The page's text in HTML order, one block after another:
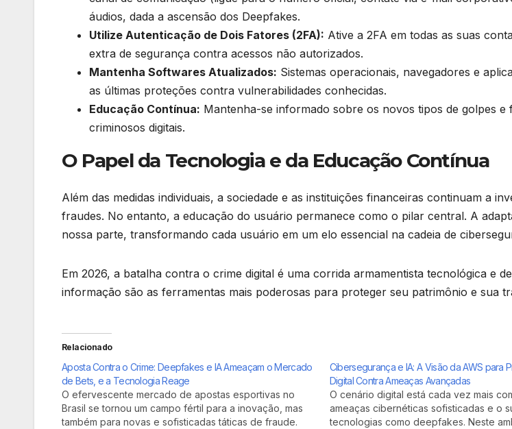
áudios, dada a ascensão dos Deepfakes.
Utilize Autenticação de Dois Fatores (2FA): Ative a 2FA em todas as suas
extra de segurança contra acessos não autorizados.
Mantenha Softwares Atualizados: Sistemas operacionais, navegadores e
as últimas proteções contra vulnerabilidades conhecidas.
Educação Contínua: Mantenha-se informado sobre os novos tipos de golpes
criminosos digitais.
O Papel da Tecnologia e da Educação Contínua
Além das medidas individuais, a sociedade e as instituições financeiras continuam a
fraudes. No entanto, a educação do usuário permanece como o pilar central. A
nossa parte, transformando cada usuário em um elo essencial na cadeia de
Em 2026, a batalha contra o crime digital é uma corrida armamentista tecnológica e
informação são as ferramentas mais poderosas para proteger seu patrimônio e sua
Relacionado
Aposta Contra o Crime: Deepfakes e IA Ameaçam o Mercado
de Bets, e a Tecnologia Reage
O efervescente mercado de apostas esportivas no
Brasil se tornou um campo fértil para a inovação, mas
também para novas e sofisticadas táticas de fraude.
Cibersegurança e IA: A Visão da AWS para
Digital Contra Ameaças Avançadas
O cenário digital está cada vez mais
ameaças cibernéticas sofisticadas e o
tecnologias como deepfakes. Neste